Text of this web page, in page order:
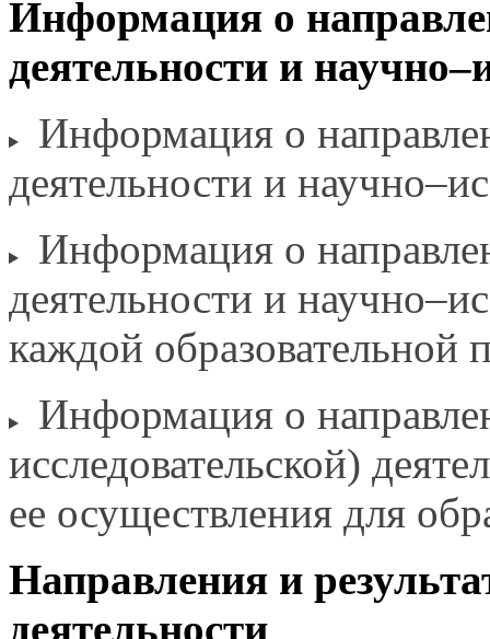
Информация о
деятельности и
Информация о
деятельности и
Информация о
деятельности и
каждой образовательной
Информация о
исследовательской)
ее осуществления для
Направления и
деятельности